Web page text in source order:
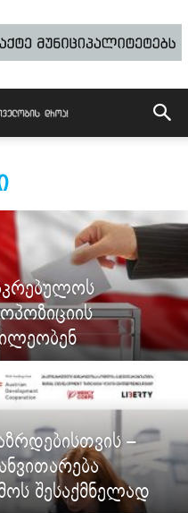
–
შესაქმნელად